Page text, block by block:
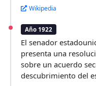
Wikipedia
Año 1922
El senador
presenta una
sobre un acuerdo
descubrimiento del